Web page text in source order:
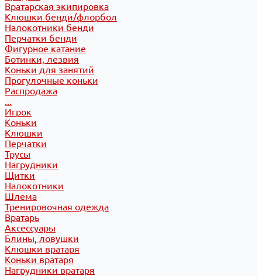
Вратарская экипировка
Клюшки бенди/флорбол
Налокотники бенди
Перчатки бенди
Фигурное катание
Ботинки, лезвия
Коньки для занятий
Прогулочные коньки
Распродажа
...
Игрок
Коньки
Клюшки
Перчатки
Трусы
Нагрудники
Щитки
Налокотники
Шлема
Тренировочная одежда
Вратарь
Аксессуары
Блины, ловушки
Клюшки вратаря
Коньки вратаря
Нагрудники вратаря